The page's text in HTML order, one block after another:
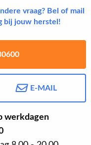
vraag? Bel of mail
bij jouw herstel!
E-MAIL
werkdagen